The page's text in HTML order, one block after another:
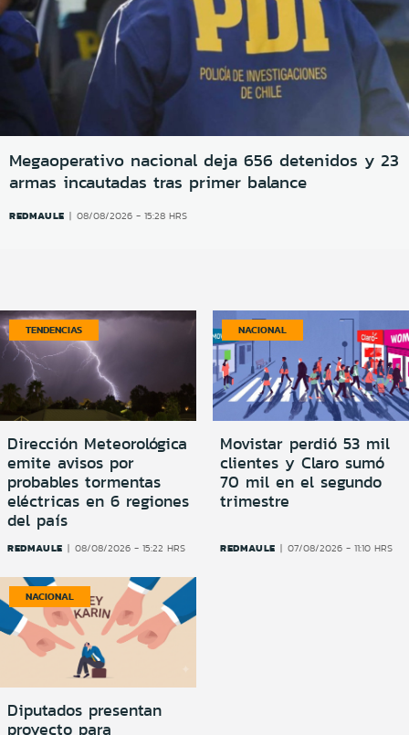
Megaoperativo nacional deja 656 detenidos y 23
armas incautadas tras primer balance
REDMAULE 08/08/2026 - 15:28 HRS
TENDENCIAS
Dirección Meteorológica
emite avisos por
probables tormentas
eléctricas en 6 regiones
del país
REDMAULE 08/08/2026 - 15:22 HRS
NACIONAL
Movistar perdió 53 mil
clientes y Claro sumó
70 mil en el segundo
trimestre
REDMAULE 07/08/2026 - 11:10 HRS
NACIONAL
Diputados presentan
proyecto para